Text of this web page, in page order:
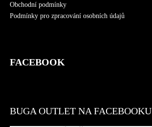
Obchodní podmínky
Podmínky pro zpracování osobních údajů
FACEBOOK
BUGA OUTLET NA FACEBOOKU